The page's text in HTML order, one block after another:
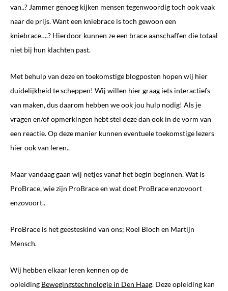
van..? Jammer genoeg kijken mensen tegenwoordig toch ook vaak
naar de prijs. Want een kniebrace is toch gewoon een
kniebrace….? Hierdoor kunnen ze een brace aanschaffen die totaal
niet bij hun klachten past.
Met behulp van deze en toekomstige blogposten hopen wij hier
duidelijkheid te scheppen! Wij willen hier graag iets interactiefs
van maken, dus daarom hebben we ook jou hulp nodig! Als je
vragen en/of opmerkingen hebt stel deze dan ook in de vorm van
een reactie. Op deze manier kunnen eventuele toekomstige lezers
hier ook van leren..
Maar vandaag gaan wij netjes vanaf het begin beginnen. Wat is
ProBrace, wie zijn ProBrace en wat doet ProBrace enzovoort
enzovoort..
ProBrace is het geesteskind van ons; Roel Bioch en Martijn
Mensch.
Wij hebben elkaar leren kennen op de
opleiding Bewegingstechnologie in Den Haag. Deze opleiding kan